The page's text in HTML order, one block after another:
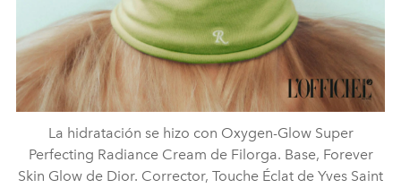
La hidratación se hizo con Oxygen-Glow Super
Perfecting Radiance Cream de Filorga. Base, Forever
Skin Glow de Dior. Corrector, Touche Éclat de Yves Saint